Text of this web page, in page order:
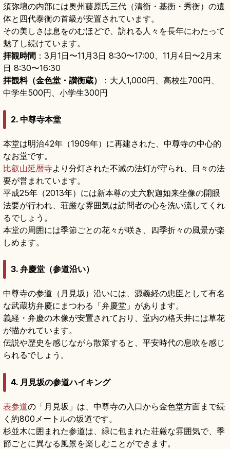
須弥壇の内部には奥州藤原氏三代（清衡・基衡・秀衡）の遺
体と四代泰衡の首級が安置されています。
その美しさは息をのむほどで、訪れる人々を長年にわたって
魅了し続けています。
拝観時間 ：3月1日〜11月3日 8:30〜17:00、11月4日〜2月末
日 8:30〜16:30
拝観料（金色堂・讃衡蔵）
：大人1,000円、高校生700円、
中学生500円、小学生300円
2. 中尊寺本堂
本堂は明治42年（1909年）に再建された、中尊寺の中心的
なお堂です。
比叡山延暦寺より分灯された不滅の法灯が守られ、日々の法
要が営まれています。
平成25年（2013年）には新本尊の丈六釈迦如来坐像の開眼
法要が行われ、荘厳な雰囲気は訪問者の心を洗い流してくれ
るでしょう。
本堂の周囲には季節ごとの花々が咲き、四季折々の風景が楽
しめます。
3. 弁慶堂（参道沿い）
中尊寺の参道（月見坂）沿いには、源義経の忠臣として有名
な武蔵坊弁慶にまつわる「弁慶堂」があります。
義経・弁慶の木像が安置されており、堂内の格天井には草花
が描かれています。
伝説や歴史を感じながら散策すると、平安時代の息吹を感じ
られるでしょう。
4. 月見坂の参道ハイキング
表参道の「月見坂」は、中尊寺の入口から金色堂方面まで続
く約800メートルの坂道です。
杉並木に囲まれた参道は、緑に包まれた荘厳な雰囲気で、季
節ごとに異なる風景を楽しむことができます。